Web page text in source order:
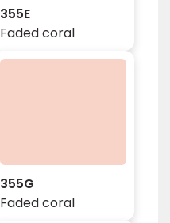
355E
Faded coral
355G
Faded coral